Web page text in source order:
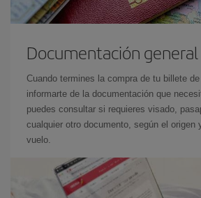
Documentación general
Cuando termines la compra de tu billete
informarte de la documentación que
puedes consultar si requieres visado,
cualquier otro documento, según el origen
vuelo.